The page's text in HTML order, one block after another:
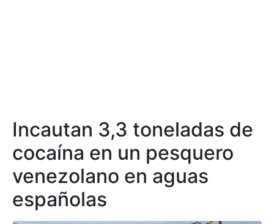
Incautan 3,3 toneladas de
cocaína en un pesquero
venezolano en aguas
españolas